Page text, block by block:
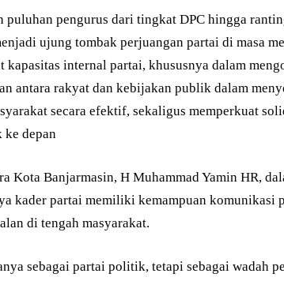
pengurus dari tingkat DPC hingga
ujung tombak perjuangan partai di masa
kapasitas internal partai, khususnya dalam
antara rakyat dan kebijakan publik dalam
secara efektif, sekaligus memperkuat
ke depan
Kota Banjarmasin, H Muhammad Yamin HR,
kader partai memiliki kemampuan komunikasi
di tengah masyarakat.
sebagai partai politik, tetapi sebagai wadah